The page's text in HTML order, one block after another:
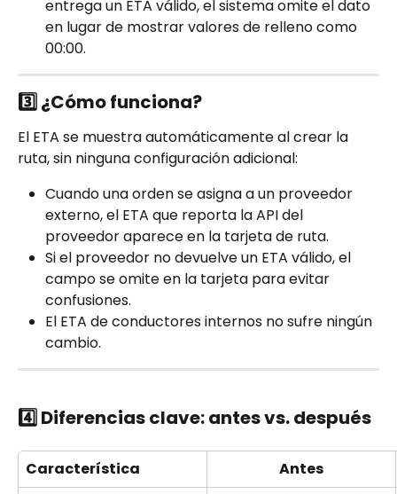
entrega un ETA válido, el sistema omite el dato
en lugar de mostrar valores de relleno como
00:00.
3️⃣ ¿Cómo funciona?
El ETA se muestra automáticamente al crear la
ruta, sin ninguna configuración adicional:
Cuando una orden se asigna a un proveedor
externo, el ETA que reporta la API del
proveedor aparece en la tarjeta de ruta.
Si el proveedor no devuelve un ETA válido, el
campo se omite en la tarjeta para evitar
confusiones.
El ETA de conductores internos no sufre ningún
cambio.
4️⃣ Diferencias clave: antes vs. después
Característica
Antes